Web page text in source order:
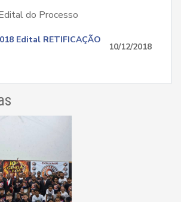
do Processo
Edital RETIFICAÇÃO
10/12/2018